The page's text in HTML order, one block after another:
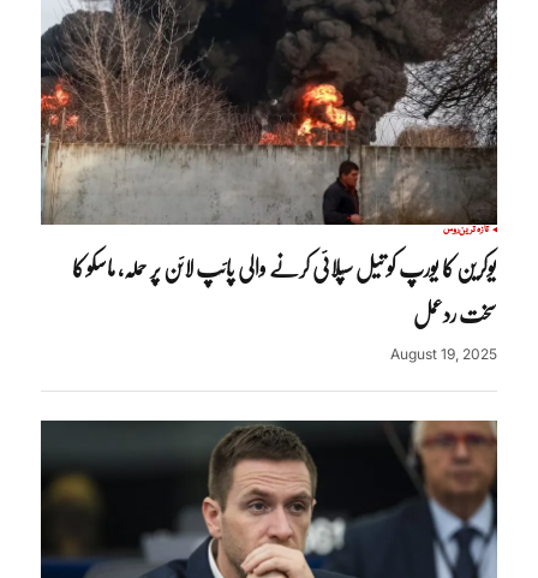
تازہ ترینروس
یوکرین کا یورپ کو تیل سپلائی کرنے والی پائپ لائن پر حملہ، ماسکو کا
سخت ردعمل
August 19, 2025